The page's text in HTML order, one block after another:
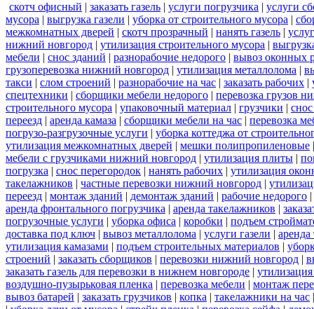
скотч офисный | заказать газель | услуги погрузчика | услуги
мусора | выгрузка газели | уборка от строительного мусора |
межкомнатных дверей | скотч прозрачный | нанять газель |
нижний новгород | утилизация строительного мусора |
мебели | снос зданий | разнорабочие недорого | вывоз оконных
грузоперевозка нижний новгород | утилизация металлолома |
такси | слом строений | разнорабочие на час | заказать рабочих |
спецтехники | сборщики мебели недорого | перевозка грузов
строительного мусора | упаковочный материал | грузчики |
переезд | аренда камаза | сборщики мебели на час | перевозка
погрузо-разгрузочные услуги | уборка коттеджа от
утилизация межкомнатных дверей | мешки полипропиленовые
мебели с грузчиками нижний новгород | утилизация плиты |
погрузка | снос перегородок | нанять рабочих | утилизация
такелажников | частные перевозки нижний новгород |
переезд | монтаж зданий | демонтаж зданий | рабочие недорого |
аренда фронтального погрузчика | аренда такелажников |
погрузочные услуги | уборка офиса | коробки | подъем
доставка под ключ | вывоз металлолома | услуги газели | аренда
утилизация камазами | подъем строительных материалов |
строений | заказать сборщиков | перевозки нижний новгород |
заказать газель для перевозки в нижнем новгороде |
воздушно-пузырьковая пленка | перевозка мебели | монтаж
вывоз батарей | заказать грузчиков | копка | такелажники на час